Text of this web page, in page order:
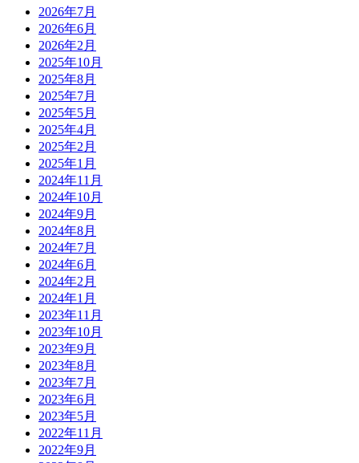
2026年7月
2026年6月
2026年2月
2025年10月
2025年8月
2025年7月
2025年5月
2025年4月
2025年2月
2025年1月
2024年11月
2024年10月
2024年9月
2024年8月
2024年7月
2024年6月
2024年2月
2024年1月
2023年11月
2023年10月
2023年9月
2023年8月
2023年7月
2023年6月
2023年5月
2022年11月
2022年9月